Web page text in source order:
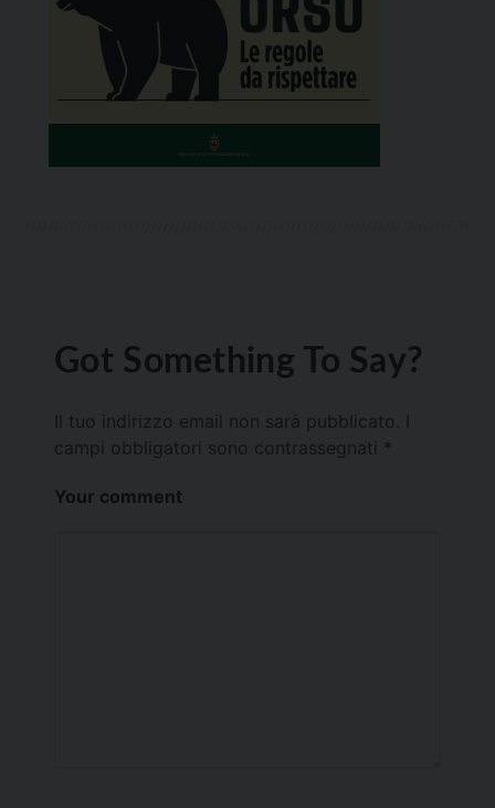
Got Something To Say?
Il tuo indirizzo email non sarà pubblicato.
campi obbligatori sono contrassegnati *
Your comment